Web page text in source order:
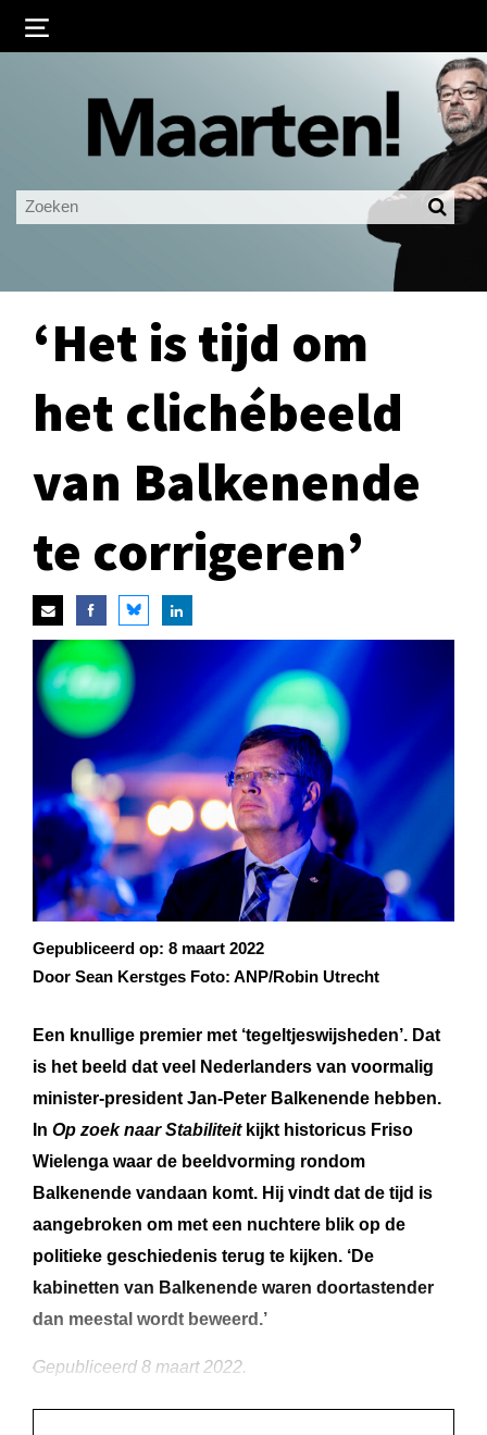
Ingelogd blijven
LOGIN
‘Het is tijd om
het clichébeeld
van Balkenende
te corrigeren’
Gepubliceerd op: 8 maart 2022
Door Sean Kerstges Foto: ANP/Robin Utrecht
Een knullige premier met ‘tegeltjeswijsheden’. Dat
is het beeld dat veel Nederlanders van voormalig
minister-president Jan-Peter Balkenende hebben.
In Op zoek naar Stabiliteitkijkt historicus Friso
Wielenga waar de beeldvorming rondom
Balkenende vandaan komt. Hij vindt dat de tijd is
aangebroken om met een nuchtere blik op de
politieke geschiedenis terug te kijken. ‘De
kabinetten van Balkenende waren doortastender
dan meestal wordt beweerd.’
Gepubliceerd 8 maart 2022.